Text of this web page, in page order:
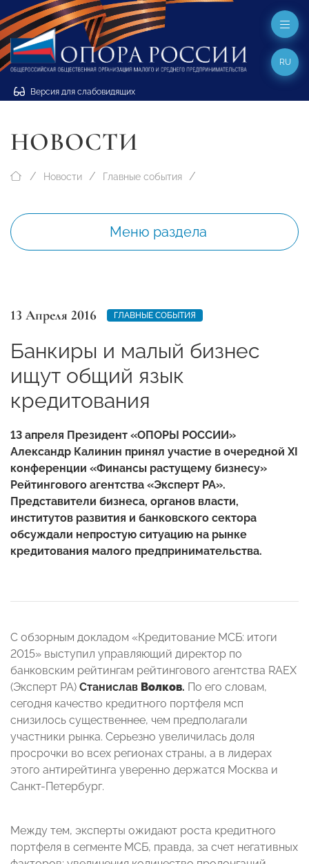
Версия для слабовидящих
RU
НОВОСТИ
Новости Главные события
Меню раздела
13 Апреля 2016 ГЛАВНЫЕ СОБЫТИЯ
Банкиры и малый бизнес
ищут общий язык
кредитования
13 апреля Президент «ОПОРЫ РОССИИ»
Александр Калинин принял участие в очередной XI
конференции «Финансы растущему бизнесу»
Рейтингового агентства «Эксперт РА».
Представители бизнеса, органов власти,
институтов развития и банковского сектора
обсуждали непростую ситуацию на рынке
кредитования малого предпринимательства.
С обзорным докладом «Кредитование МСБ: итоги
2015» выступил управляющий директор по
банковским рейтингам рейтингового агентства RAEX
(Эксперт РА) Станислав Волков. По его словам,
сегодня качество кредитного портфеля мсп
снизилось существеннее, чем предполагали
участники рынка. Серьезно увеличилась доля
просрочки во всех регионах страны, а в лидерах
этого антирейтинга уверенно держатся Москва и
Санкт-Петербург.
Между тем, эксперты ожидают роста кредитного
портфеля в сегменте МСБ, правда, за счет негативных